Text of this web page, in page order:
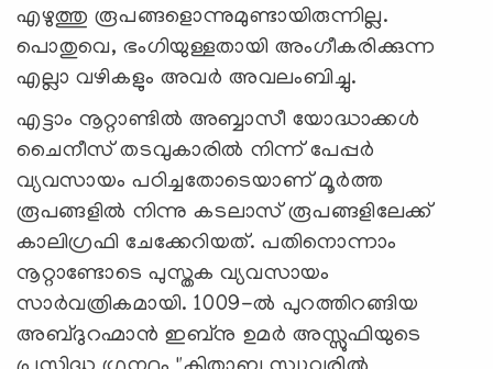
എഴുത്തു രൂപങ്ങളൊന്നുമുണ്ടായിരുന്നില്ല.
പൊതുവെ, ഭംഗിയുള്ളതായി അംഗീകരിക്കുന്ന
എല്ലാ വഴികളും അവർ അവലംബിച്ചു.
എട്ടാം നൂറ്റാണ്ടിൽ അബ്ബാസീ യോദ്ധാക്കൾ
ചൈനീസ് തടവുകാരിൽ നിന്ന് പേപ്പർ
വ്യവസായം പഠിച്ചതോടെയാണ് മൂർത്ത
രൂപങ്ങളിൽ നിന്നു കടലാസ് രൂപങ്ങളിലേക്ക്
കാലിഗ്രഫി ചേക്കേറിയത്. പതിനൊന്നാം
നൂറ്റാണ്ടോടെ പുസ്തക വ്യവസായം
സാർവത്രികമായി. 1009-ൽ പുറത്തിറങ്ങിയ
അബ്ദുറഹ്മാൻ ഇബ്നു ഉമർ അസ്സുഫിയുടെ